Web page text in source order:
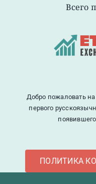
Всего
Добро пожаловать
первого
ПОЛИТИКА